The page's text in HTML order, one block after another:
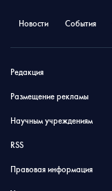
Новости События
Редакция
Размещение рекламы
Научным учреждениям
RSS
Правовая информация